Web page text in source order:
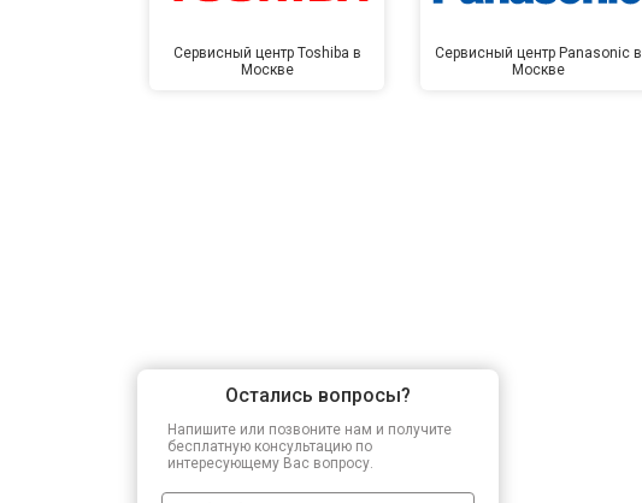
Сервисный центр Toshiba в
Москве
Сервисный центр Panasonic в
Москве
Остались вопросы?
Напишите или позвоните нам и получите
бесплатную консультацию по
интересующему Вас вопросу.